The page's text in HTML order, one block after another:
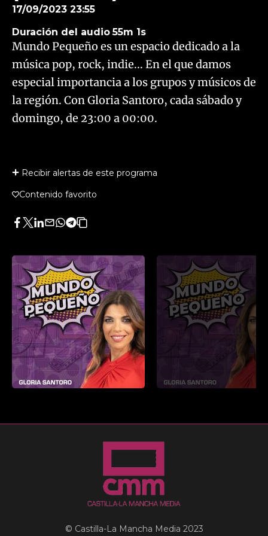
17/09/2023 23:55
Duración del audio 55m 1s
Mundo Pequeño es un espacio dedicado a la
música pop, rock, indie... En el que damos
especial importancia a los grupos y músicos de
la región. Con Gloria Santoro, cada sábado y
domingo, de 23:00 a 00:00.
Recibir alertas de este programa
Contenido favorito
Facebook
Twitter
LinkedIn
Enviar
Whatsapp
Telegram
Copiar
artículo
© Castilla-La Mancha Media 2023